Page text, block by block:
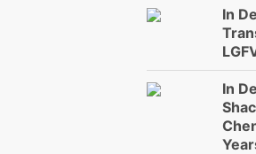
In
In